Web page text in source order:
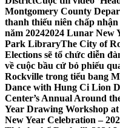
Montgomery County
thanh thiếu niên chấp
năm 20242024 Lunar New
Park LibraryThe City of
Elections sẽ tổ chức diễn
về cuộc bầu cử bỏ phiếu
Rockville trong tiểu bang
Dance with Hung Ci Lion
Center’s Annual Around
Year Drawing Workshop
New Year Celebration –